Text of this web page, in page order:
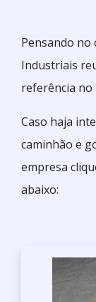
Pensando no
Industriais
referência no
Caso haja
caminhão e
empresa
abaixo: